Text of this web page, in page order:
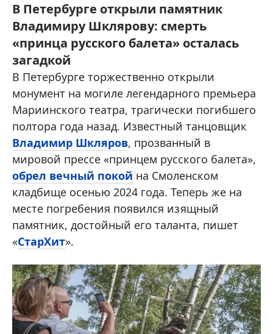
В Петербурге открыли памятник
Владимиру Шклярову: смерть
«принца русского балета» осталась
загадкой
В Петербурге торжественно открыли
монумент на могиле легендарного премьера
Мариинского театра, трагически погибшего
полтора года назад. Известный танцовщик
Владимир Шкляров, прозванный в
мировой прессе «принцем русского балета»,
обрел вечный покой на Смоленском
кладбище осенью 2024 года. Теперь же на
месте погребения появился изящный
памятник, достойный его таланта, пишет
«СтарХит».